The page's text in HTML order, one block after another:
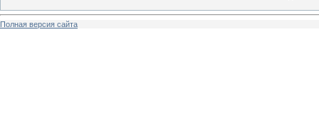
Полная версия сайта